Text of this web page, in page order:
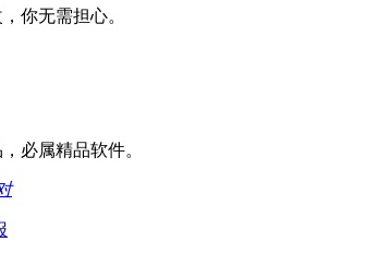
你无需担心。
必属精品软件。